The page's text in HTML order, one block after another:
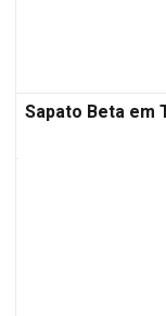
Sapato Beta em